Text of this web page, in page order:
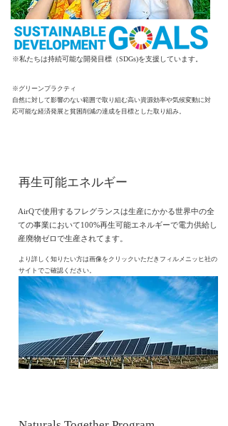
​※私たちは持続可能な開発目標（SDGs)を支援しています。
※グリーンプラクティ
​自然に対して影響のない範囲で取り組む高い資源効率や気候変動に対
応可能な経済発展と貧困削減の達成を目標とした取り組み。
​再生可能エネルギー
AirQで使用するフレグランスは生産にかかる世界中の全
ての事業において100%再生可能エネルギーで電力供給し
産廃物ゼロで生産されてます。
​より詳しく知りたい方は画像をクリックいただきフィルメニッヒ社の
サイトでご確認ください。